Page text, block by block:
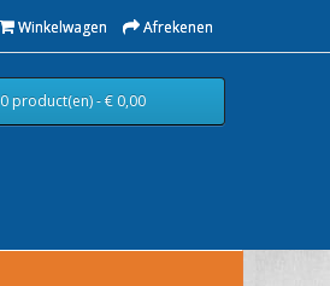
Winkelwagen Afrekenen
0 product(en) - € 0,00